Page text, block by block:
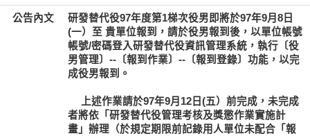
公告內文
研發替代役97年度第1梯次役男即將於97年9月8日
(一）至 貴單位報到，請於役男報到後，以單位帳號
帳號/密碼登入研發替代役資訊管理系統，執行〔役
男管理〕--〔報到作業〕--〔報到登錄〕功能，以完
成役男報到。
上述作業請於97年9月12日(五）前完成，未完成
者將依「研發替代役管理考核及獎懲作業實施計
畫」辦理（於規定期限前記錄用人單位未配合「報